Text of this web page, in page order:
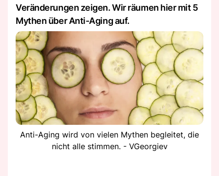
Veränderungen zeigen. Wir räumen hier mit 5
Mythen über Anti-Aging auf.
Anti-Aging wird von vielen Mythen begleitet, die
nicht alle stimmen. - VGeorgiev